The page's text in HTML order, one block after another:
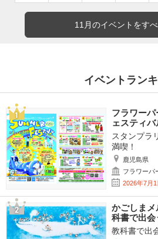
11月のイベントをす
イベントラン
フラワー
ェスティバ
スタンプラ
満喫！
鹿児島県
フラワーパ
2026年7月
かごしま
科書で出会
教科書で出